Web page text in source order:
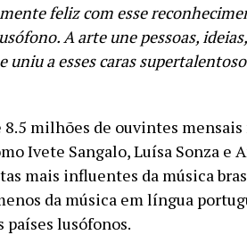
feliz com esse
A arte une pessoas, ideias,
a esses caras
milhões de ouvintes mensais
Ivete Sangalo, Luísa Sonza e
mais influentes da música
da música em língua
lusófonos.